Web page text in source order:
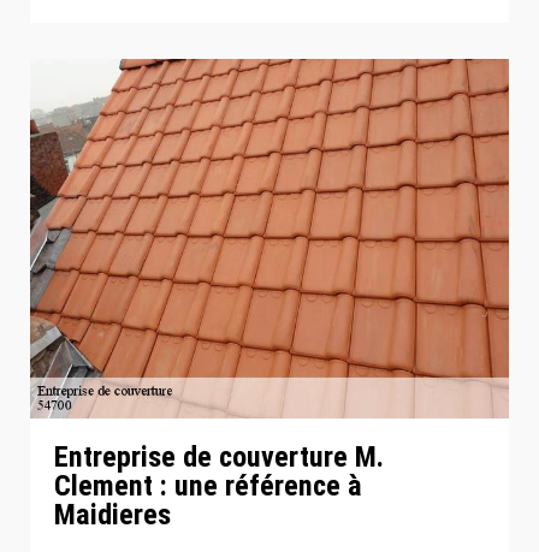
Entreprise de couverture M.
Clement : une référence à
Maidieres